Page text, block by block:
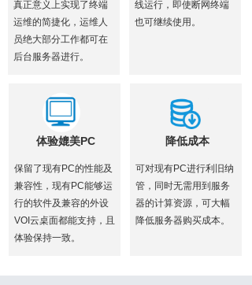
真正意义上实现了终端
运维的简捷化，运维人
员绝大部分工作都可在
后台服务器进行。
线运行，即使断网终端
也可继续使用。
体验媲美PC
保留了现有PC的性能及
兼容性，现有PC能够运
行的软件及兼容的外设
VOI云桌面都能支持，且
体验保持一致。
降低成本
可对现有PC进行利旧纳
管，同时无需用到服务
器的计算资源，可大幅
降低服务器购买成本。